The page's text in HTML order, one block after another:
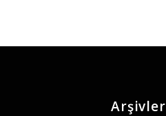
Arşivler